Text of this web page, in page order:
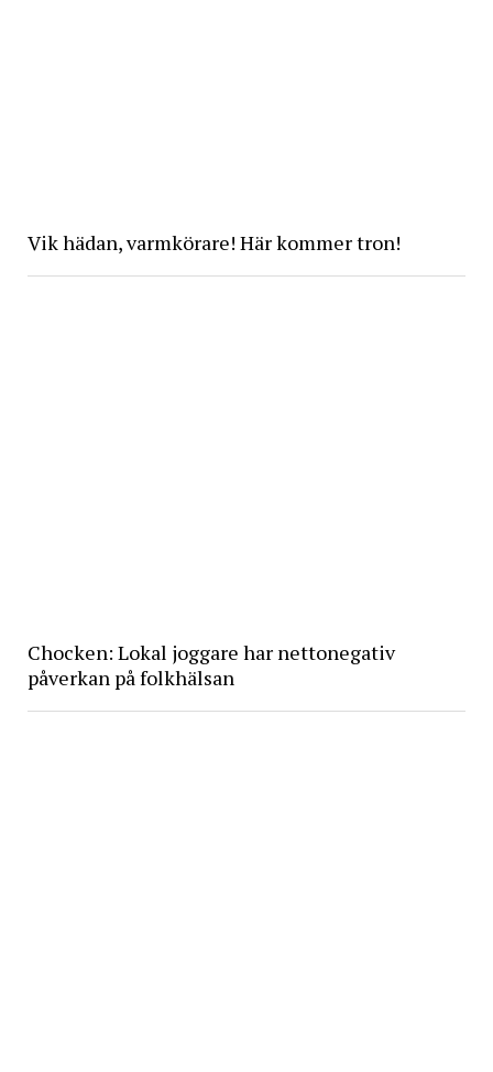
Vik hädan, varmkörare! Här kommer tron!
Chocken: Lokal joggare har nettonegativ
påverkan på folkhälsan